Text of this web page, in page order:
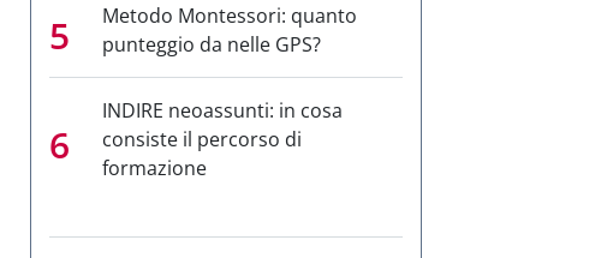
Metodo Montessori: quanto
punteggio da nelle GPS?
INDIRE neoassunti: in cosa
consiste il percorso di
formazione